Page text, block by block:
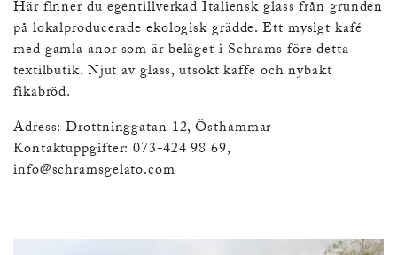
Här finner du egentillverkad Italiensk glass från grunden
på lokalproducerade ekologisk grädde. Ett mysigt kafé
med gamla anor som är beläget i Schrams före detta
textilbutik. Njut av glass, utsökt kaffe och nybakt
fikabröd.
Adress: Drottninggatan 12, Östhammar
Kontaktuppgifter: 073-424 98 69,
info@schramsgelato.com